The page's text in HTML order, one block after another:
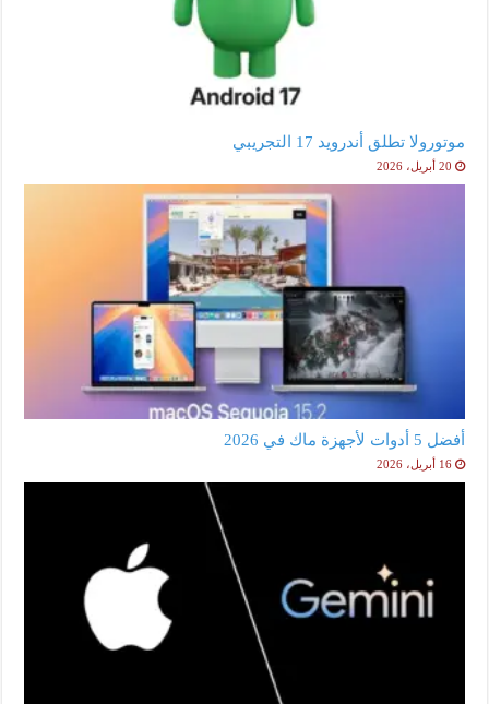
موتورولا تطلق أندرويد 17 التجريبي
20 أبريل، 2026
أفضل 5 أدوات لأجهزة ماك في 2026
16 أبريل، 2026